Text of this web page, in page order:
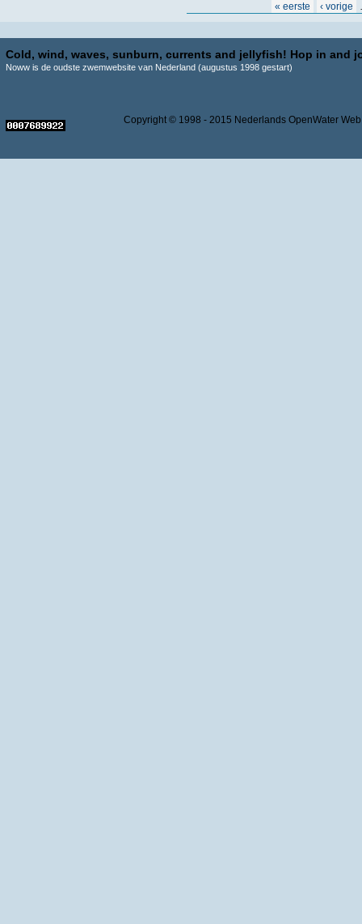
« eerste ‹ vorige
Cold, wind, waves, sunburn, currents and jellyfish! Hop in and
Noww is de oudste zwemwebsite van Nederland (augustus 1998 gestart)
Copyright © 1998 - 2015 Nederlands OpenWater